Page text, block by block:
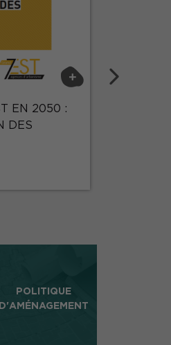
+
EN 2050 :
DES
POLITIQUE
D'AMÉNAGEMENT